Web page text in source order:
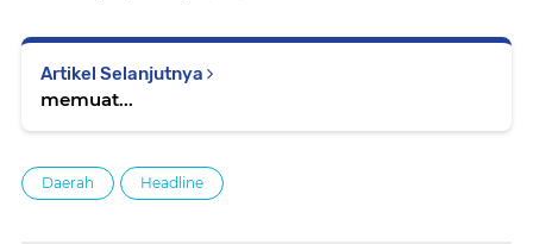
Artikel Selanjutnya
memuat...
Daerah Headline